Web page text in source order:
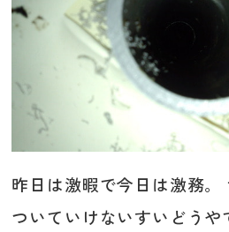
昨日は激暇で今日は激務
ついていけないすいどう